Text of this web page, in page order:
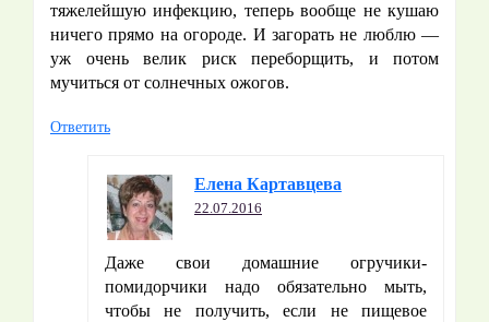
тяжелейшую инфекцию, теперь вообще не кушаю
ничего прямо на огороде. И загорать не люблю —
уж очень велик риск переборщить, и потом
мучиться от солнечных ожогов.
Ответить
Елена Картавцева
22.07.2016
Даже свои домашние огручики-
помидорчики надо обязательно мыть,
чтобы не получить, если не пищевое